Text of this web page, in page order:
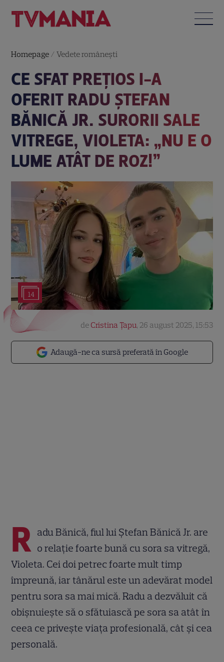
Homepage /Vedete româneşti
CE SFAT PREȚIOS I-A
OFERIT RADU ȘTEFAN
BĂNICĂ JR. SURORII SALE
VITREGE, VIOLETA: „NU E O
LUME ATÂT DE ROZ!”
14
Adaugă-ne ca sursă preferată în Google
de Cristina Țapu, 26 august 2025, 15:53
R adu Bănică, fiul lui Ștefan Bănică Jr. are
o relație foarte bună cu sora sa vitregă,
Violeta. Cei doi petrec foarte mult timp
împreună, iar tânărul este un adevărat model
pentru sora sa mai mică. Radu a dezvăluit că
obișnuiește să o sfătuiască pe sora sa atât în
ceea ce privește viața profesională, cât și cea
personală.